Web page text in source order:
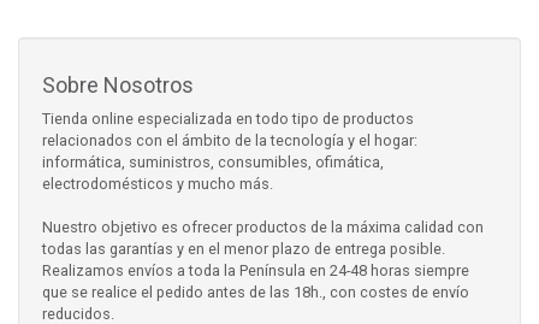
Sobre Nosotros
Tienda online especializada en todo tipo de productos
relacionados con el ámbito de la tecnología y el hogar:
informática, suministros, consumibles, ofimática,
electrodomésticos y mucho más.
Nuestro objetivo es ofrecer productos de la máxima calidad con
todas las garantías y en el menor plazo de entrega posible.
Realizamos envíos a toda la Península en 24-48 horas siempre
que se realice el pedido antes de las 18h., con costes de envío
reducidos.